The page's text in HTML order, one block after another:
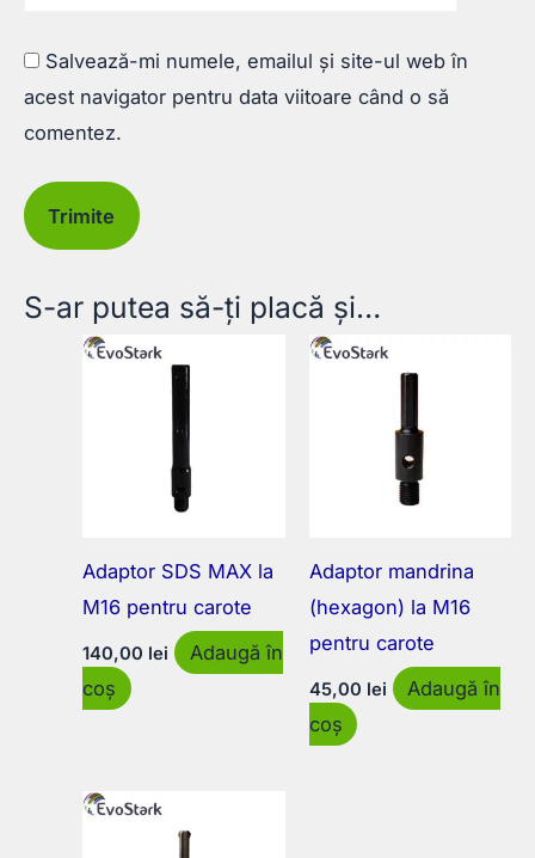
Salvează-mi numele, emailul și site-ul web în
acest navigator pentru data viitoare când o să
comentez.
S-ar putea să-ți placă și…
Adaptor SDS MAX la
M16 pentru carote
140,00 lei
Adaugă în
coș
Adaptor mandrina
(hexagon) la M16
pentru carote
45,00 lei
Adaugă în
coș